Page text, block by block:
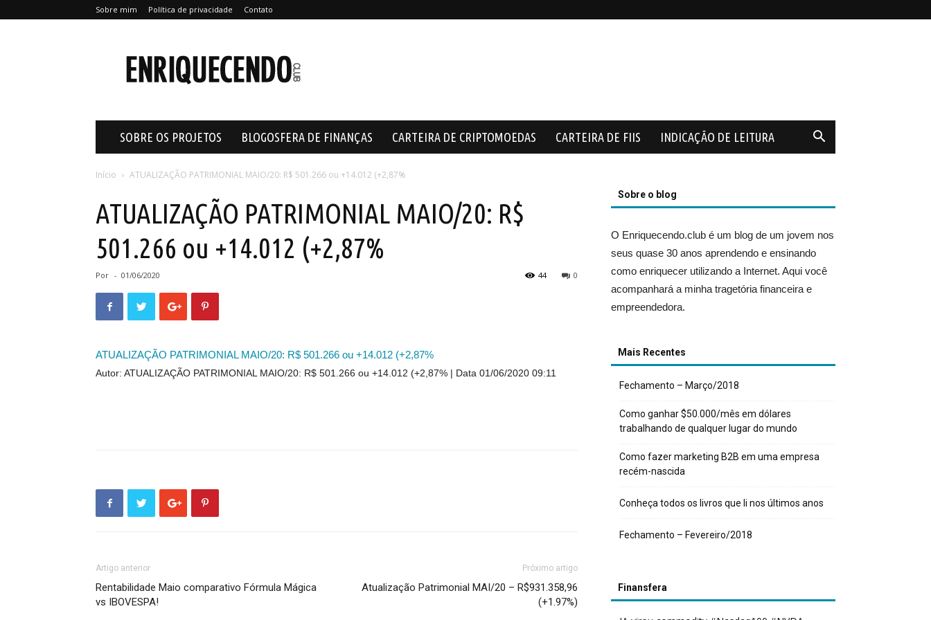
Sobre mim Política de privacidade Contato
SOBRE OS PROJETOS BLOGOSFERA DE FINANÇAS CARTEIRA DE CRIPTOMOEDAS CARTEIRA DE FIIS INDICAÇÃO DE LEITURA
Início ATUALIZAÇÃO PATRIMONIAL MAIO/20: R$ 501.266 ou +14.012 (+2,87%
ATUALIZAÇÃO PATRIMONIAL MAIO/20: R$
501.266 ou +14.012 (+2,87%
Por - 01/06/2020 0
44
ATUALIZAÇÃO PATRIMONIAL MAIO/20: R$ 501.266 ou +14.012 (+2,87%
Autor: ATUALIZAÇÃO PATRIMONIAL MAIO/20: R$ 501.266 ou +14.012 (+2,87% Data 01/06/2020 09:11
Artigo anterior
Rentabilidade Maio comparativo Fórmula Mágica
vs IBOVESPA!
Próximo artigo
Atualização Patrimonial MAI/20 – R$931.358,96
(+1.97%)
Sobre o blog
O Enriquecendo.club é um blog de um jovem nos
seus quase 30 anos aprendendo e ensinando
como enriquecer utilizando a Internet. Aqui você
acompanhará a minha tragetória financeira e
empreendedora.
Mais Recentes
Fechamento – Março/2018
Como ganhar $50.000/mês em dólares
trabalhando de qualquer lugar do mundo
Como fazer marketing B2B em uma empresa
recém-nascida
Conheça todos os livros que li nos últimos anos
Fechamento – Fevereiro/2018
Finansfera